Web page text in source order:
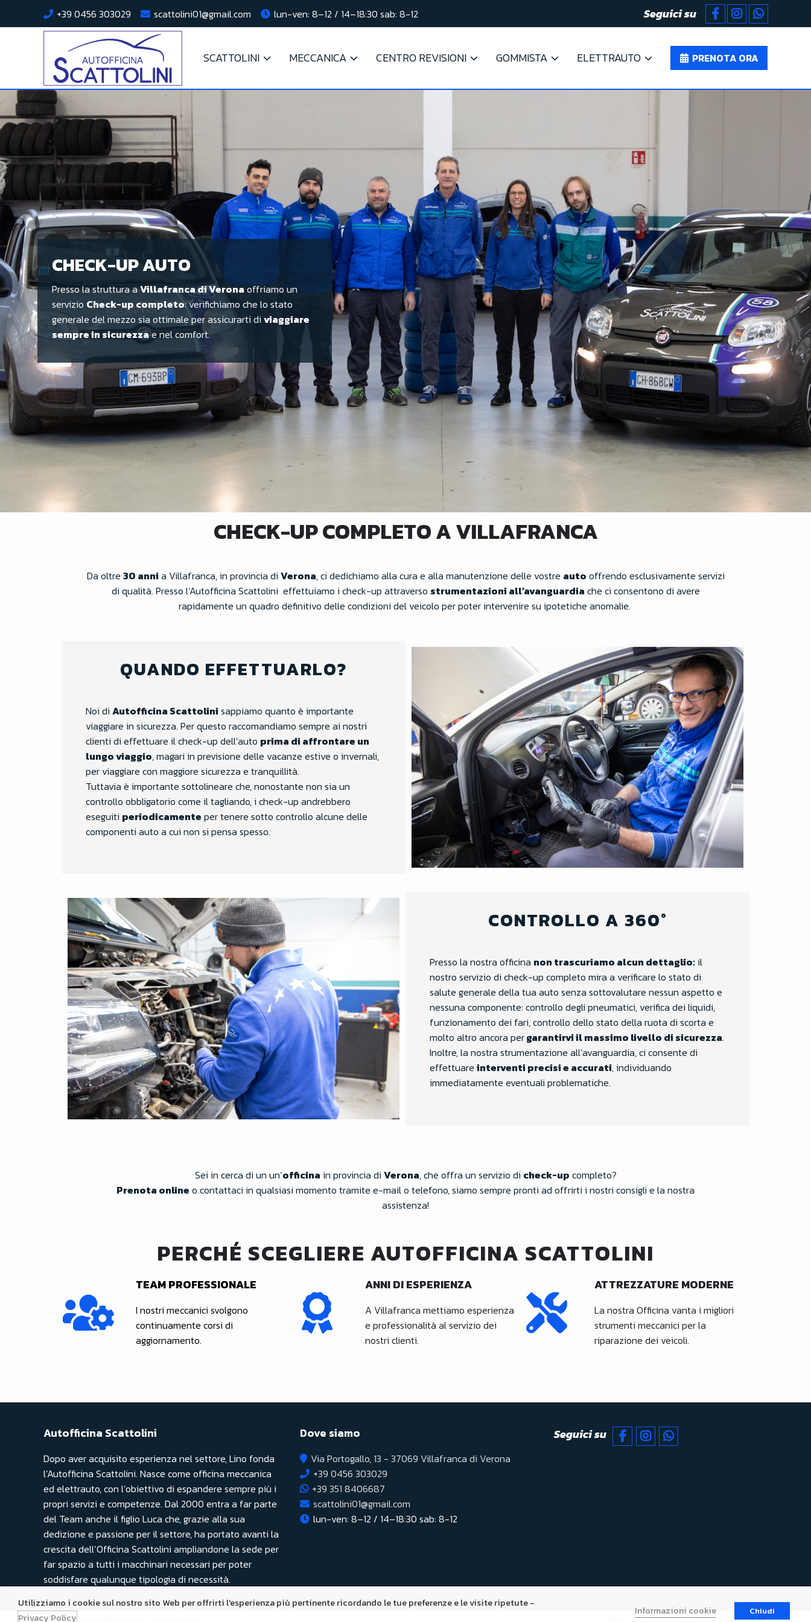
+39 0456 303029 scattolini01@gmail.com lun-ven: 8–12 / 14–18:30 sab: 8-12 Seguici su
SCATTOLINI MECCANICA CENTRO REVISIONI GOMMISTA ELETTRAUTO PRENOTA ORA
CHECK-UP AUTO
Presso la struttura aVillafranca di Veronaoffriamo un
servizio Check-up completo: verifichiamo che lo stato
generale del mezzo sia ottimale per assicurarti diviaggiare
sempre in sicurezzae nel comfort.
CHECK-UP COMPLETO A VILLAFRANCA
Da oltre 30 anni a Villafranca, in provincia di Verona, ci dedichiamo alla cura e alla manutenzione delle vostre auto offrendo esclusivamente servizi
di qualità. Presso l’Autofficina Scattolini effettuiamo i check-up attraverso strumentazioni all’avanguardia che ci consentono di avere
rapidamente un quadro definitivo delle condizioni del veicolo per poter intervenire su ipotetiche anomalie.
QUANDO EFFETTUARLO?
Noi di Autofficina Scattolini sappiamo quanto è importante
viaggiare in sicurezza. Per questo raccomandiamo sempre ai nostri
clienti di effettuare il check-up dell’auto prima di affrontare un
lungo viaggio, magari in previsione delle vacanze estive o invernali,
per viaggiare con maggiore sicurezza e tranquillità.
Tuttavia è importante sottolineare che, nonostante non sia un
controllo obbligatorio come il tagliando, i check-up andrebbero
eseguiti periodicamente per tenere sotto controllo alcune delle
componenti auto a cui non si pensa spesso.
CONTROLLO A 360°
Presso la nostra officina non trascuriamo alcun dettaglio:il
nostro servizio di check-up completo mira a verificare lo stato di
salute generale della tua auto senza sottovalutare nessun aspetto e
nessuna componente: controllo degli pneumatici, verifica dei liquidi,
funzionamento dei fari, controllo dello stato della ruota di scorta e
molto altro ancora pergarantirvi il massimo livello di sicurezza.
Inoltre, la nostra strumentazione all’avanguardia, ci consente di
effettuare interventi precisi e accurati, individuando
immediatamente eventuali problematiche.
Sei in cerca di un un’officina in provincia di Verona, che offra un servizio di check-up completo?
Prenota online o contattaci in qualsiasi momento tramite e-mail o telefono, siamo sempre pronti ad offrirti i nostri consigli e la nostra
assistenza!
PERCHÉ SCEGLIERE AUTOFFICINA SCATTOLINI
TEAM PROFESSIONALE
I nostri meccanici svolgono
continuamente corsi di
aggiornamento.
ANNI DI ESPERIENZA
A Villafranca mettiamo esperienza
e professionalità al servizio dei
nostri clienti.
ATTREZZATURE MODERNE
La nostra Officina vanta i migliori
strumenti meccanici per la
riparazione dei veicoli.
Autofficina Scattolini
Dopo aver acquisito esperienza nel settore, Lino fonda
l’Autofficina Scattolini. Nasce come officina meccanica
ed elettrauto, con l’obiettivo di espandere sempre più i
propri servizi e competenze. Dal 2000 entra a far parte
del Team anche il figlio Luca che, grazie alla sua
dedizione e passione per il settore, ha portato avanti la
crescita dell’Officina Scattolini ampliandone la sede per
far spazio a tutti i macchinari necessari per poter
soddisfare qualunque tipologia di necessità.
Dove siamo
Via Portogallo, 13 - 37069 Villafranca di Verona
+39 0456 303029
+39 351 8406687
scattolini01@gmail.com
lun-ven: 8–12 / 14–18:30 sab: 8-12
Seguici su
Utilizziamo i cookie sul nostro sito Web per offrirti l'esperienza più pertinente ricordando le tue preferenze e le visite ripetute -
Privacy Policy
Informazioni cookie Chiudi